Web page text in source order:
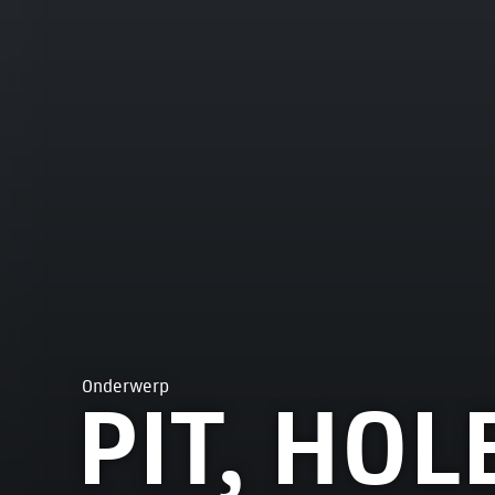
Onderwerp
PIT,